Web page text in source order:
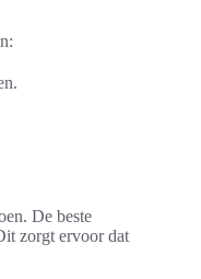
De beste
zorgt ervoor dat